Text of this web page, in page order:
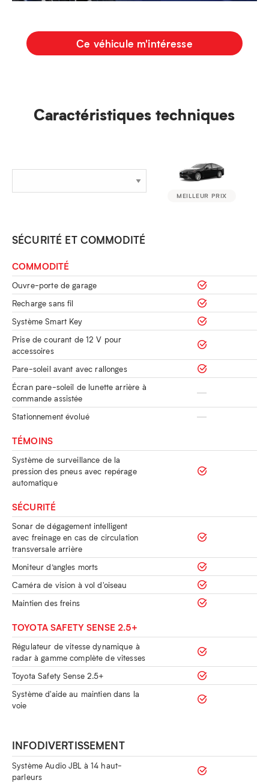
Ce véhicule m'intéresse
Caractéristiques techniques
MEILLEUR PRIX
SÉCURITÉ ET COMMODITÉ
COMMODITÉ
Ouvre-porte de garage
Recharge sans fil
Système Smart Key
Prise de courant de 12 V pour
accessoires
Pare-soleil avant avec rallonges
Écran pare-soleil de lunette arrière à
commande assistée
Stationnement évolué
TÉMOINS
Système de surveillance de la
pression des pneus avec repérage
automatique
SÉCURITÉ
Sonar de dégagement intelligent
avec freinage en cas de circulation
transversale arrière
Moniteur d’angles morts
Caméra de vision à vol d'oiseau
Maintien des freins
TOYOTA SAFETY SENSE 2.5+
Régulateur de vitesse dynamique à
radar à gamme complète de vitesses
Toyota Safety Sense 2.5+
Système d'aide au maintien dans la
voie
INFODIVERTISSEMENT
Système Audio JBL à 14 haut-
parleurs